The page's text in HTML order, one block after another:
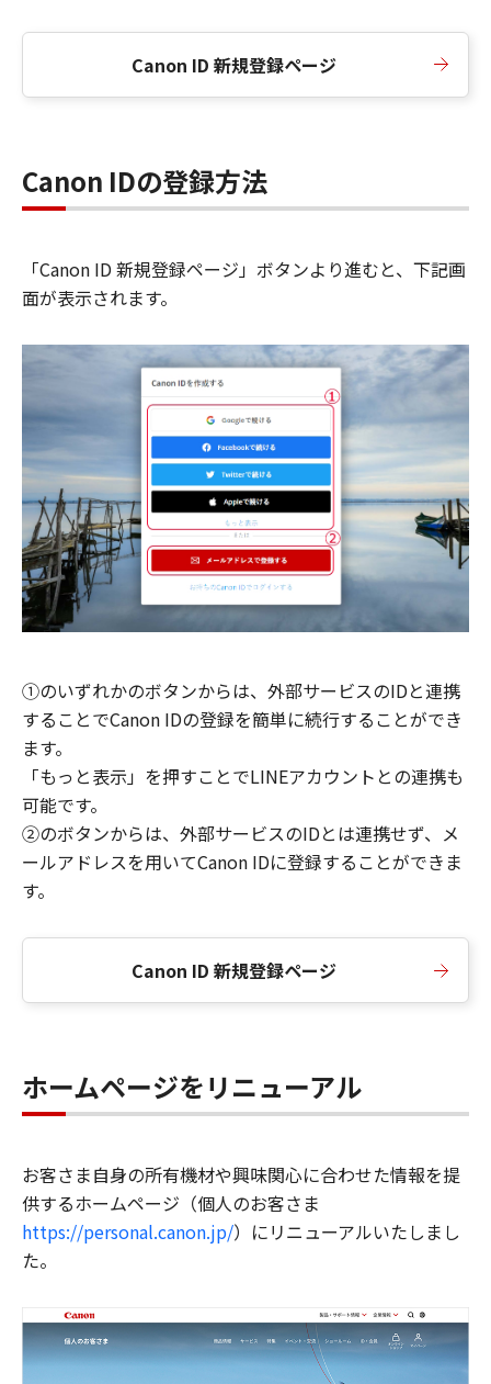
Canon ID 新規登録ページ
Canon IDの登録方法
「Canon ID 新規登録ページ」ボタンより進むと、下記画
面が表示されます。
①のいずれかのボタンからは、外部サービスのIDと連携
することでCanon IDの登録を簡単に続行することができ
ます。
「もっと表示」を押すことでLINEアカウントとの連携も
可能です。
②のボタンからは、外部サービスのIDとは連携せず、メ
ールアドレスを用いてCanon IDに登録することができま
す。
Canon ID 新規登録ページ
ホームページをリニューアル
お客さま自身の所有機材や興味関心に合わせた情報を提
供するホームページ（個人のお客さま
https://personal.canon.jp/）にリニューアルいたしまし
た。